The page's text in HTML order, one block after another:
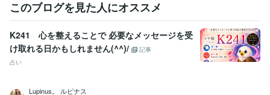
資格・検定
メンタル心理カウンセラー 取得年 : 2020年
日商簿記検定2級 取得年 : 2025年
Word:25年
Canva:3年
このブログを見た人にオススメ
K241 心を整えることで 必要なメッセージを受
け取れる日かもしれません(^^)/
記事
占い
Lupinus。 ルピナス